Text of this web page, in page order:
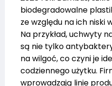
biodegradowalne
ze względu na ich niski
Na przykład, uchwyty
są nie tylko
na wilgoć, co czyni je
codziennego użytku.
wprowadzają linie